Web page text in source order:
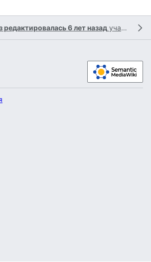
редактировалась 6 лет назад участником